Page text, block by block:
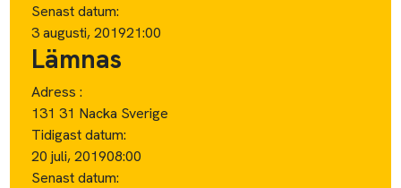
Senast datum:
3 augusti, 201921:00
Lämnas
Adress :
131 31 Nacka Sverige
Tidigast datum:
20 juli, 201908:00
Senast datum: